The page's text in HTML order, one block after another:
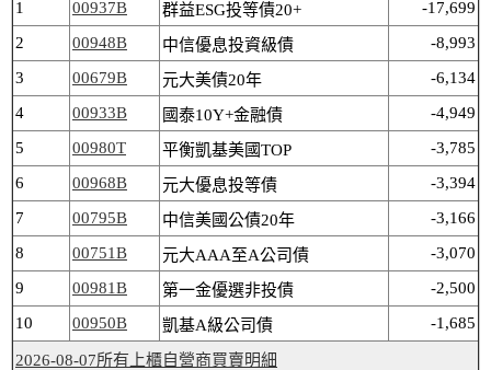
1
00937B 群益ESG投等債20+
-17,699
2
00948B 中信優息投資級債
-8,993
3
00679B 元大美債20年
-6,134
4
00933B 國泰10Y+金融債
-4,949
5
00980T 平衡凱基美國TOP
-3,785
6
00968B 元大優息投等債
-3,394
7
00795B 中信美國公債20年
-3,166
8
00751B 元大AAA至A公司債
-3,070
9
00981B 第一金優選非投債
-2,500
10
00950B 凱基A級公司債 -1,685
2026-08-07所有上櫃自營商買賣明細